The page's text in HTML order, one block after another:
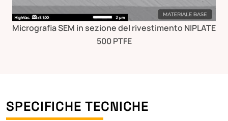
Micrografia SEM in sezione del rivestimento NIPLATE
500 PTFE
SPECIFICHE TECNICHE